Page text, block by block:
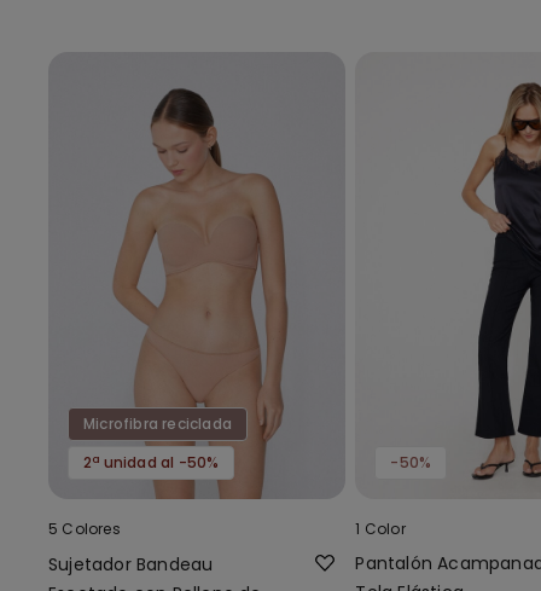
Microfibra reciclada
2ª unidad al -50%
5 Colores
Sujetador Bandeau
-50%
1 Color
Pantalón